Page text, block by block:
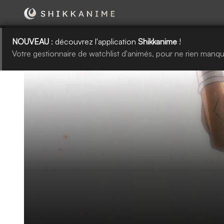
NOUVEAU : découvrez l'application Shikkanime !
Votre gestionnaire de watchlist d'animés, pour ne rien